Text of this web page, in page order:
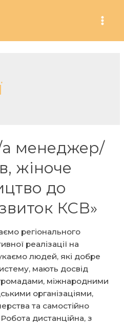
менеджер/
жіноче
до
КСВ»
регіонального
реалізації на
людей, які добре
мають досвід
міжнародними
організаціями,
та самостійно
дистанційна, з